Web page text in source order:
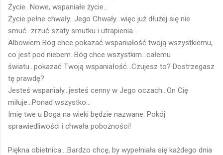
Życie...Nowe, wspaniałe życie...
Życie pełne chwały...Jego Chwały...więc już dłużej się nie
smuć...zrzuć szaty smutku i utrapienia...
Albowiem Bóg chce pokazać wspaniałość twoją wszystkiemu,
co jest pod niebem. Bóg chce wszystkim...całemu
światu...pokazać Twoją wspaniałość...Czujesz to? Dostrzegasz
tę prawdę?
Jesteś wspaniały...jesteś cenny w Jego oczach...On Cię
miłuje...Ponad wszystko...
Imię twe u Boga na wieki będzie nazwane: Pokój
sprawiedliwości i chwała pobożności!
Piękna obietnica....Bardzo chcę, by wypełniała się każdego dnia